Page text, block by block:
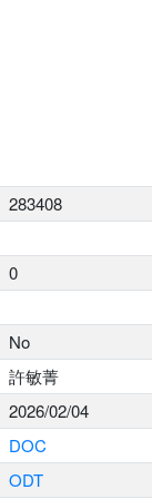
283408
0
No
許敏菁
2026/02/04
DOC
ODT